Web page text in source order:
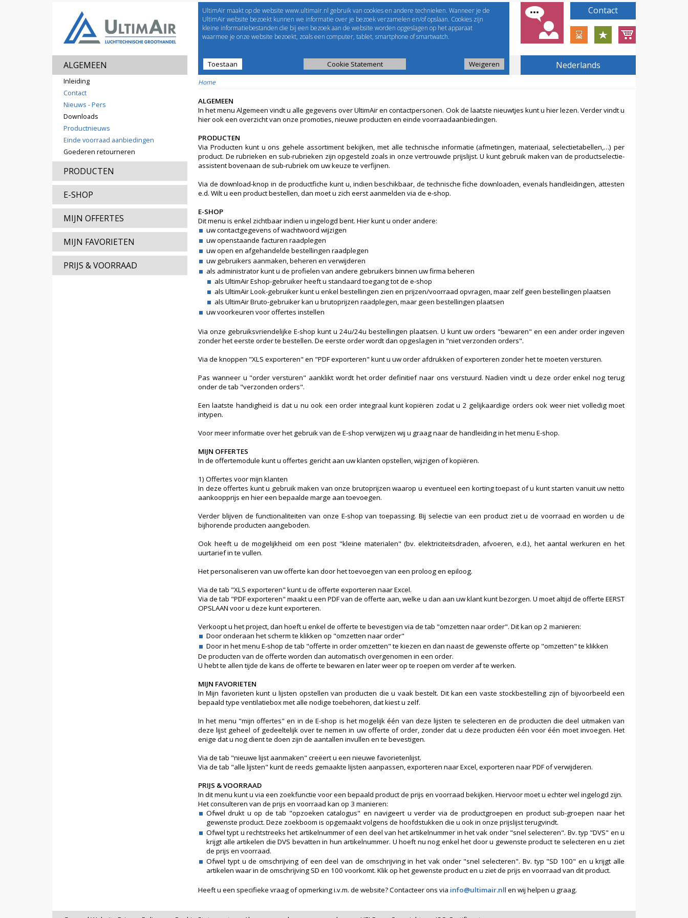
ALGEMEEN
Inleiding
Contact
Nieuws - Pers
Downloads
Productnieuws
Einde voorraad aanbiedingen
Goederen retourneren
PRODUCTEN
E-SHOP
MIJN OFFERTES
MIJN FAVORIETEN
PRIJS & VOORRAAD
EShop-nummer
Wachtwoord
Welcome toUltimAir
Prijslijst Selectie tools
UltimAir maakt op de website www.ultimair.nl gebruik van cookies en andere technieken. Wanneer je de
UltimAir website bezoekt kunnen we informatie over je bezoek verzamelen en/of opslaan. Cookies zijn
kleine informatiebestanden die bij een bezoek aan de website worden opgeslagen op het apparaat
waarmee je onze website bezoekt, zoals een computer, tablet, smartphone of smartwatch.
Toestaan Cookie Statement Weigeren Nederlands
Contact
Home
ALGEMEEN
In het menu Algemeen vindt u alle gegevens over UltimAir en contactpersonen. Ook de laatste nieuwtjes kunt u hier lezen. Verder vindt u
hier ook een overzicht van onze promoties, nieuwe producten en einde voorraadaanbiedingen.
PRODUCTEN
Via Producten kunt u ons gehele assortiment bekijken, met alle technische informatie (afmetingen, materiaal, selectietabellen,…) per
product. De rubrieken en sub-rubrieken zijn opgesteld zoals in onze vertrouwde prijslijst. U kunt gebruik maken van de productselectie-
assistent bovenaan de sub-rubriek om uw keuze te verfijnen.
Via de download-knop in de productfiche kunt u, indien beschikbaar, de technische fiche downloaden, evenals handleidingen, attesten
e.d. Wilt u een product bestellen, dan moet u zich eerst aanmelden via de e-shop.
E-SHOP
Dit menu is enkel zichtbaar indien u ingelogd bent. Hier kunt u onder andere:
uw contactgegevens of wachtwoord wijzigen
uw openstaande facturen raadplegen
uw open en afgehandelde bestellingen raadplegen
uw gebruikers aanmaken, beheren en verwijderen
als administrator kunt u de profielen van andere gebruikers binnen uw firma beheren
als UltimAir Eshop-gebruiker heeft u standaard toegang tot de e-shop
als UltimAir Look-gebruiker kunt u enkel bestellingen zien en prijzen/voorraad opvragen, maar zelf geen bestellingen plaatsen
als UltimAir Bruto-gebruiker kan u brutoprijzen raadplegen, maar geen bestellingen plaatsen
uw voorkeuren voor offertes instellen
Via onze gebruiksvriendelijke E-shop kunt u 24u/24u bestellingen plaatsen. U kunt uw orders "bewaren" en een ander order ingeven
zonder het eerste order te bestellen. De eerste order wordt dan opgeslagen in "niet verzonden orders".
Via de knoppen "XLS exporteren" en "PDF exporteren" kunt u uw order afdrukken of exporteren zonder het te moeten versturen.
Pas wanneer u "order versturen" aanklikt wordt het order definitief naar ons verstuurd. Nadien vindt u deze order enkel nog terug
onder de tab "verzonden orders".
Een laatste handigheid is dat u nu ook een order integraal kunt kopiëren zodat u 2 gelijkaardige orders ook weer niet volledig moet
intypen.
Voor meer informatie over het gebruik van de E-shop verwijzen wij u graag naar de handleiding in het menu E-shop.
MIJN OFFERTES
In de offertemodule kunt u offertes gericht aan uw klanten opstellen, wijzigen of kopiëren.
1) Offertes voor mijn klanten
In deze offertes kunt u gebruik maken van onze brutoprijzen waarop u eventueel een korting toepast of u kunt starten vanuit uw netto
aankoopprijs en hier een bepaalde marge aan toevoegen.
Verder blijven de functionaliteiten van onze E-shop van toepassing. Bij selectie van een product ziet u de voorraad en worden u de
bijhorende producten aangeboden.
Ook heeft u de mogelijkheid om een post "kleine materialen" (bv. elektriciteitsdraden, afvoeren, e.d.), het aantal werkuren en het
uurtarief in te vullen.
Het personaliseren van uw offerte kan door het toevoegen van een proloog en epiloog.
Via de tab "XLS exporteren" kunt u de offerte exporteren naar Excel.
Via de tab "PDF exporteren" maakt u een PDF van de offerte aan, welke u dan aan uw klant kunt bezorgen. U moet altijd de offerte EERST
OPSLAAN voor u deze kunt exporteren.
Verkoopt u het project, dan hoeft u enkel de offerte te bevestigen via de tab "omzetten naar order". Dit kan op 2 manieren:
Door onderaan het scherm te klikken op "omzetten naar order"
Door in het menu E-shop de tab "offerte in order omzetten" te kiezen en dan naast de gewenste offerte op "omzetten" te klikken
De producten van de offerte worden dan automatisch overgenomen in een order.
U hebt te allen tijde de kans de offerte te bewaren en later weer op te roepen om verder af te werken.
MIJN FAVORIETEN
In Mijn favorieten kunt u lijsten opstellen van producten die u vaak bestelt. Dit kan een vaste stockbestelling zijn of bijvoorbeeld een
bepaald type ventilatiebox met alle nodige toebehoren, dat kiest u zelf.
In het menu "mijn offertes" en in de E-shop is het mogelijk één van deze lijsten te selecteren en de producten die deel uitmaken van
deze lijst geheel of gedeeltelijk over te nemen in uw offerte of order, zonder dat u deze producten één voor één moet invoegen. Het
enige dat u nog dient te doen zijn de aantallen invullen en te bevestigen.
Via de tab "nieuwe lijst aanmaken" creëert u een nieuwe favorietenlijst.
Via de tab "alle lijsten" kunt de reeds gemaakte lijsten aanpassen, exporteren naar Excel, exporteren naar PDF of verwijderen.
PRIJS & VOORRAAD
In dit menu kunt u via een zoekfunctie voor een bepaald product de prijs en voorraad bekijken. Hiervoor moet u echter wel ingelogd zijn.
Het consulteren van de prijs en voorraad kan op 3 manieren:
Ofwel drukt u op de tab "opzoeken catalogus" en navigeert u verder via de productgroepen en product sub-groepen naar het
gewenste product. Deze zoekboom is opgemaakt volgens de hoofdstukken die u ook in onze prijslijst terugvindt.
Ofwel typt u rechtstreeks het artikelnummer of een deel van het artikelnummer in het vak onder "snel selecteren". Bv. typ "DVS" en u
krijgt alle artikelen die DVS bevatten in hun artikelnummer. U hoeft nu nog enkel het door u gewenste product te selecteren en u ziet
de prijs en voorraad.
Ofwel typt u de omschrijving of een deel van de omschrijving in het vak onder "snel selecteren". Bv. typ "SD 100" en u krijgt alle
artikelen waar in de omschrijving SD en 100 voorkomt. Klik op het gewenste product en u ziet de prijs en voorraad van dit product.
Heeft u een specifieke vraag of opmerking i.v.m. de website? Contacteer ons via info@ultimair.nll en wij helpen u graag.